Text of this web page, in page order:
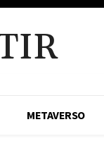
METAVERSO